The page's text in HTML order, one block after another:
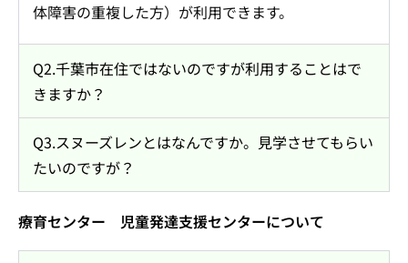
体障害の重複した方）が利用できます。
Q2.千葉市在住ではないのですが利用することはで
きますか？
Q3.スヌーズレンとはなんですか。見学させてもらい
たいのですが？
療育センター 児童発達支援センターについて